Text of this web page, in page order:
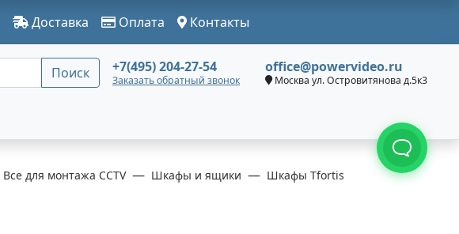
Доставка Оплата Контакты
Поиск +7(495) 204-27-54
Заказать обратный звонок
office@powervideo.ru
Москва ул. Островитянова д.5к3
Все для монтажа CCTV Шкафы и ящики Шкафы Tfortis